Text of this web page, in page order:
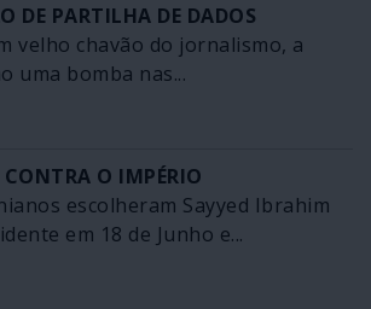
DE PARTILHA DE DADOS
velho chavão do jornalismo, a
uma bomba nas...
O IMPÉRIO
escolheram Sayyed Ibrahim
em 18 de Junho e...